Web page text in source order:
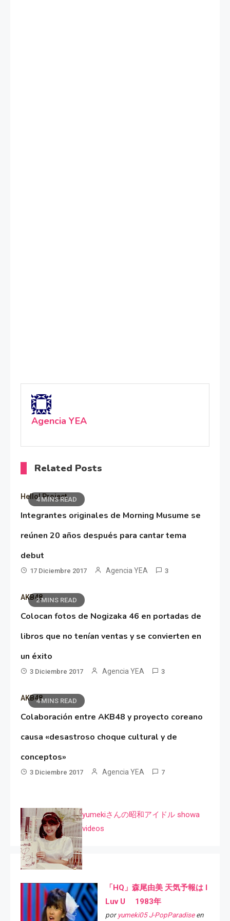
Agencia YEA
Related Posts
4 MINS READ
Hello! Project
Integrantes originales de Morning Musume se
reúnen 20 años después para cantar tema
debut
17 Diciembre 2017 Agencia YEA 3
2 MINS READ
AKB48
Colocan fotos de Nogizaka 46 en portadas de
libros que no tenían ventas y se convierten en
un éxito
3 Diciembre 2017 Agencia YEA 3
4 MINS READ
AKB48
Colaboración entre AKB48 y proyecto coreano
causa «desastroso choque cultural y de
conceptos»
3 Diciembre 2017 Agencia YEA 7
yumekiさんの昭和アイドル showa
videos
「HQ」森尾由美 天気予報は I
Luv U 1983年
por yumeki05 J-PopParadiseen